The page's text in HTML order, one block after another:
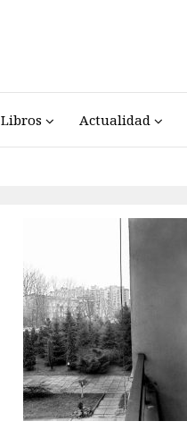
Libros Actualidad